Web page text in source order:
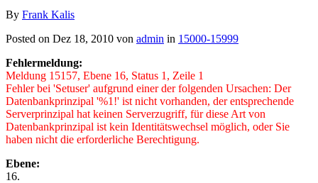
By Frank Kalis
Posted on Dez 18, 2010 von admin in 15000-15999
Fehlermeldung:
Meldung 15157, Ebene 16, Status 1, Zeile 1
Fehler bei 'Setuser' aufgrund einer der folgenden Ursachen: Der
Datenbankprinzipal '%1!' ist nicht vorhanden, der entsprechende
Serverprinzipal hat keinen Serverzugriff, für diese Art von
Datenbankprinzipal ist kein Identitätswechsel möglich, oder Sie
haben nicht die erforderliche Berechtigung.
Ebene:
16.